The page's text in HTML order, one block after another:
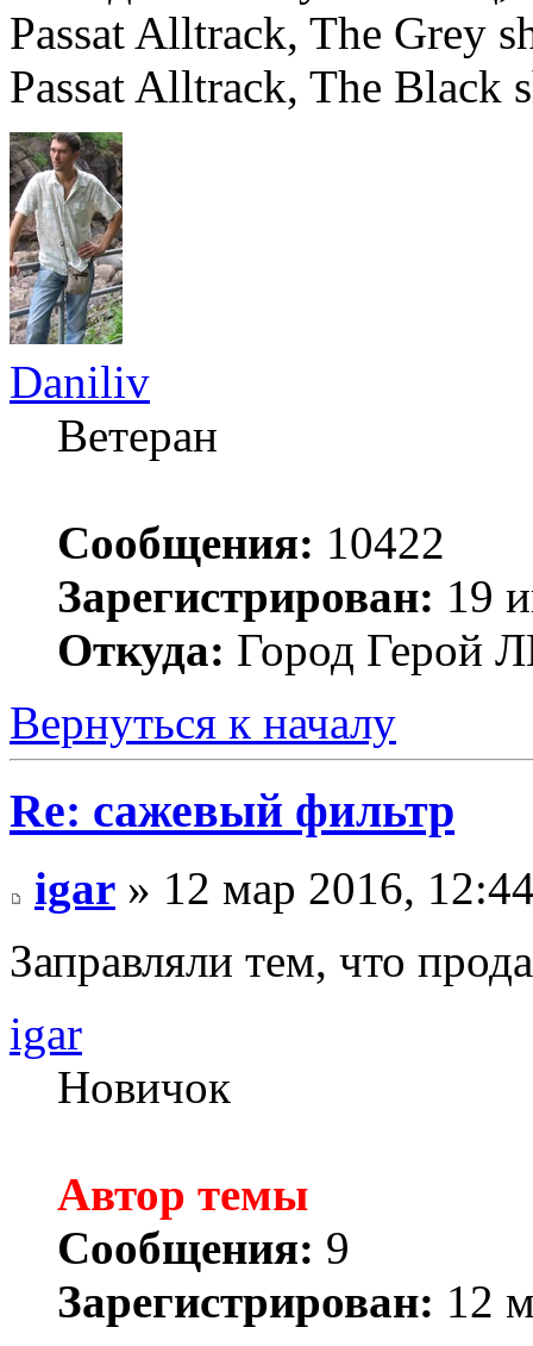
Passat Alltrack, The Grey
Passat Alltrack, The Black
Daniliv
Ветеран
Сообщения: 10422
Зарегистрирован: 19
Откуда: Город Герой
Вернуться к началу
Re: сажевый фильтр
igar » 12 мар 2016,
Заправляли тем, что
igar
Новичок
Автор темы
Сообщения: 9
Зарегистрирован: 12